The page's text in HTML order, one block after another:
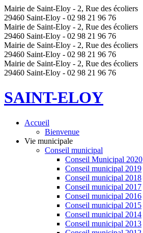
Mairie de Saint-Eloy - 2, Rue des écoliers
29460 Saint-Eloy - 02 98 21 96 76
Mairie de Saint-Eloy - 2, Rue des écoliers
29460 Saint-Eloy - 02 98 21 96 76
Mairie de Saint-Eloy - 2, Rue des écoliers
29460 Saint-Eloy - 02 98 21 96 76
Mairie de Saint-Eloy - 2, Rue des écoliers
29460 Saint-Eloy - 02 98 21 96 76
SAINT-ELOY
Accueil
Bienvenue
Vie municipale
Conseil municipal
Conseil Municipal 2020
Conseil municipal 2019
Conseil municipal 2018
Conseil municipal 2017
Conseil municipal 2016
Conseil municipal 2015
Conseil municipal 2014
Conseil municipal 2013